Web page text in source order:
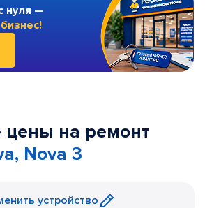
нуля —
цены на ремонт
Nova 3
устройство